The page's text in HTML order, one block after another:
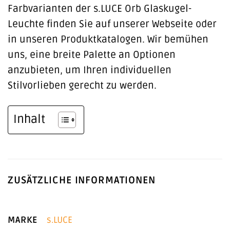
Farbvarianten der s.LUCE Orb Glaskugel-
Leuchte finden Sie auf unserer Webseite oder
in unseren Produktkatalogen. Wir bemühen
uns, eine breite Palette an Optionen
anzubieten, um Ihren individuellen
Stilvorlieben gerecht zu werden.
Inhalt
ZUSÄTZLICHE INFORMATIONEN
MARKE s.LUCE